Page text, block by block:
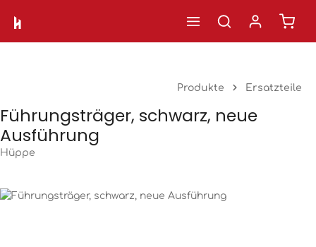
Zum Hauptinhalt springen
Produkte Ersatzteile
Führungsträger, schwarz, neue
Ausführung
Hüppe
Bildergalerie überspringen